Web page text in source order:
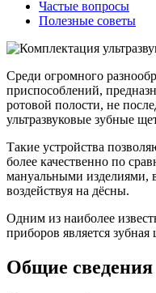
Частые вопросы
Полезные советы
Среди огромного
приспособлений,
ротовой полости, не
ультразвуковые зубные
Такие устройства
более качественно по
мануальными изделиями,
воздействуя на дёсны.
Одним из наиболее
приборов является
Общие сведения